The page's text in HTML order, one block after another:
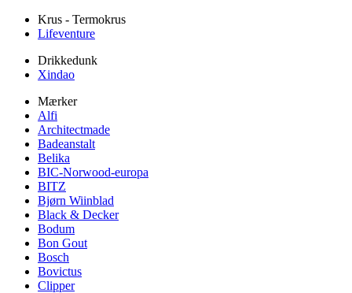
Krus - Termokrus
Lifeventure
Drikkedunk
Xindao
Mærker
Alfi
Architectmade
Badeanstalt
Belika
BIC-Norwood-europa
BITZ
Bjørn Wiinblad
Black & Decker
Bodum
Bon Gout
Bosch
Bovictus
Clipper